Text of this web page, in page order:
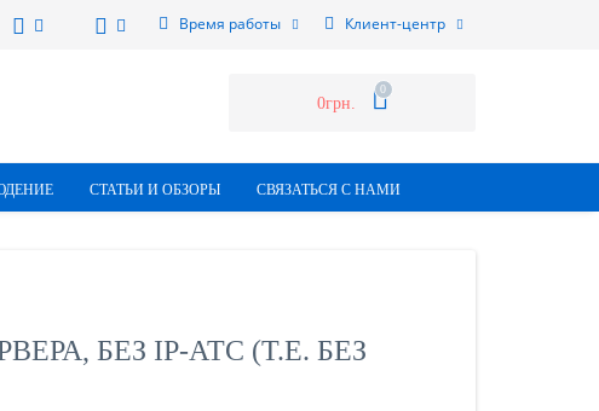
Время работы Клиент-центр
0грн.
0
СТАТЬИ И ОБЗОРЫ СВЯЗАТЬСЯ С НАМИ
БЕЗ IP-АТС (Т.Е. БЕЗ